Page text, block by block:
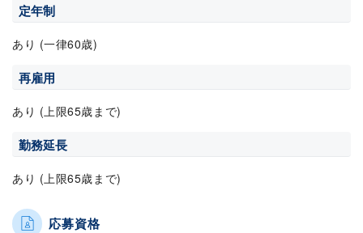
定年制
あり (一律60歳)
再雇用
あり (上限65歳まで)
勤務延長
あり (上限65歳まで)
応募資格